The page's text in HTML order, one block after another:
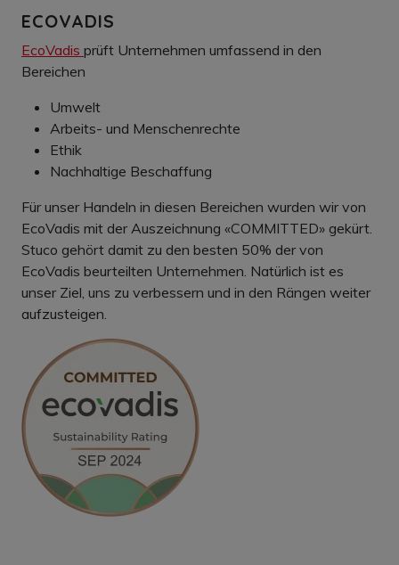
ECOVADIS
EcoVadis prüft Unternehmen umfassend in den
Bereichen
Umwelt
Arbeits- und Menschenrechte
Ethik
Nachhaltige Beschaffung
Für unser Handeln in diesen Bereichen wurden wir von
EcoVadis mit der Auszeichnung «COMMITTED» gekürt.
Stuco gehört damit zu den besten 50% der von
EcoVadis beurteilten Unternehmen. Natürlich ist es
unser Ziel, uns zu verbessern und in den Rängen weiter
aufzusteigen.